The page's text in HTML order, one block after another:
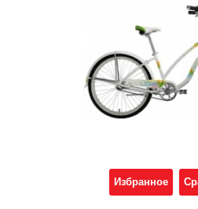
Избранное